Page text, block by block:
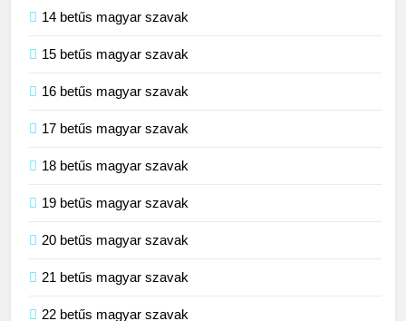
14 betűs magyar szavak
15 betűs magyar szavak
16 betűs magyar szavak
17 betűs magyar szavak
18 betűs magyar szavak
19 betűs magyar szavak
20 betűs magyar szavak
21 betűs magyar szavak
22 betűs magyar szavak